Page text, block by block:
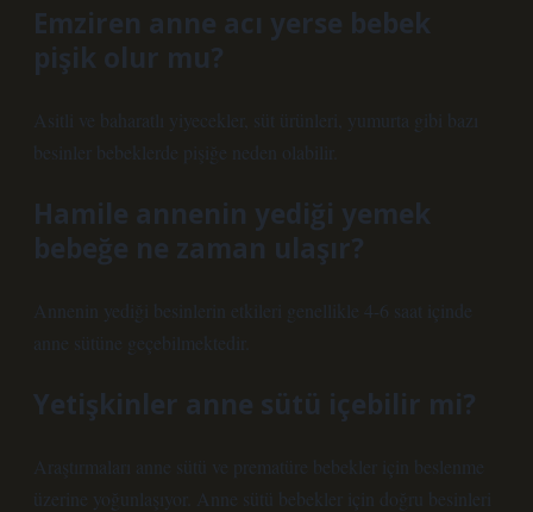
Emziren anne acı yerse bebek
pişik olur mu?
Asitli ve baharatlı yiyecekler, süt ürünleri, yumurta gibi bazı
besinler bebeklerde pişiğe neden olabilir.
Hamile annenin yediği yemek
bebeğe ne zaman ulaşır?
Annenin yediği besinlerin etkileri genellikle 4-6 saat içinde
anne sütüne geçebilmektedir.
Yetişkinler anne sütü içebilir mi?
Araştırmaları anne sütü ve prematüre bebekler için beslenme
üzerine yoğunlaşıyor. Anne sütü bebekler için doğru besinleri